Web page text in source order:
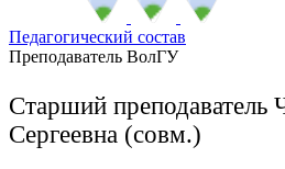
Педагогический состав
Преподаватель ВолГУ
Старший преподаватель
Сергеевна (совм.)